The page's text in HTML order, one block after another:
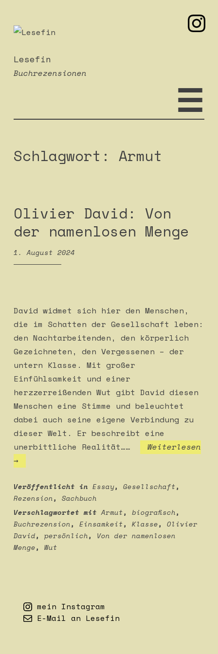
Inhalt
Lesefin
Buchrezensionen
☰
Schlagwort: Armut
Olivier David: Von
der namenlosen Menge
1. August 2024
David widmet sich hier den Menschen,
die im Schatten der Gesellschaft leben:
den Nachtarbeitenden, den körperlich
Gezeichneten, den Vergessenen – der
untern Klasse. Mit großer
Einfühlsamkeit und einer
herzzerreißenden Wut gibt David diesen
Menschen eine Stimme und beleuchtet
dabei auch seine eigene Verbindung zu
dieser Welt. Er beschreibt eine
unerbittliche Realität……
Weiterlesen
Olivier
Von
der
namenlosen
Menge
→
Veröffentlicht in Essay, Gesellschaft,
Rezension, Sachbuch
Verschlagwortet mitArmut, biografisch,
Buchrezension, Einsamkeit, Klasse, Olivier
David, persönlich, Von der namenlosen
Menge, Wut
mein Instagram
E-Mail an Lesefin